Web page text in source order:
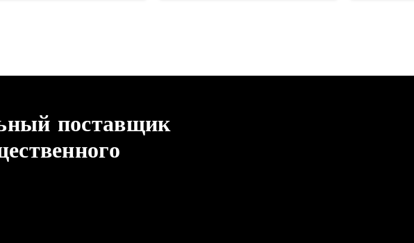
поставщик